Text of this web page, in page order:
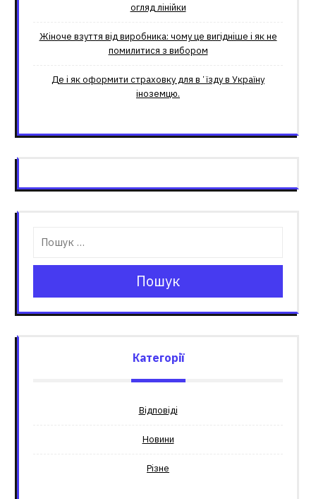
огляд лінійки
Жіноче взуття від виробника: чому це вигідніше і як не
помилитися з вибором
Де і як оформити страховку для вʼїзду в Україну
іноземцю.
Пошук
Категорії
Відповіді
Новини
Різне